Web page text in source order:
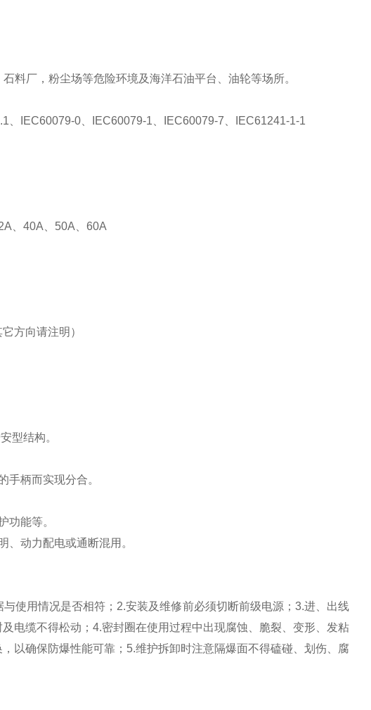
料厂，粉尘场等危险环境及海洋石油平台、油轮等场所。
、IEC60079-0、IEC60079-1、IEC60079-7、IEC61241-1-1
、40A、50A、60A
方向请注明）
型结构。
手柄而实现分合。
功能等。
、动力配电或通断混用。
使用情况是否相符；2.安装及维修前必须切断前级电源；3.进、出线
电缆不得松动；4.密封圈在使用过程中出现腐蚀、脆裂、变形、发粘
以确保防爆性能可靠；5.维护拆卸时注意隔爆面不得磕碰、划伤、腐